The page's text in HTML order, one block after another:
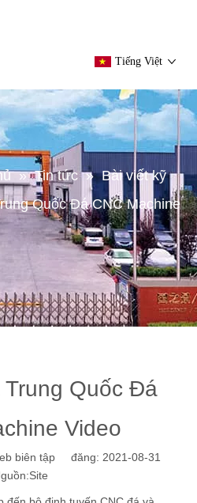
Tiếng Việt
» Tin tức » Bài viết kỹ
Quốc Đá CNC Machine
Quốc Đá
Video
biên tập đăng: 2021-08-31
Site